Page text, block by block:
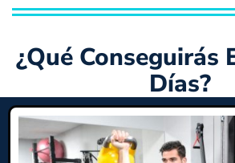
¿qué Conseguirás
Días?